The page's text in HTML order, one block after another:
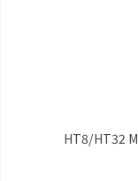
HT8/HT32